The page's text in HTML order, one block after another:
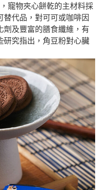
寵物夾心餅乾的主材料採
代品，對可可或咖啡因
及豐富的膳食纖維，有
研究指出，角豆粉對心臟